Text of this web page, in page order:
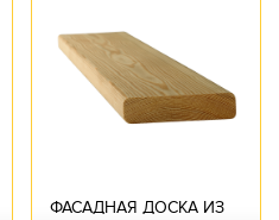
ФАСАДНАЯ ДОСКА ИЗ